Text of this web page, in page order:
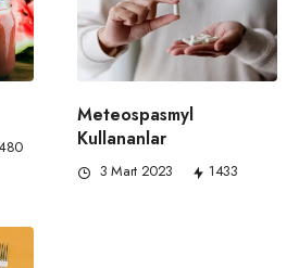
Meteospasmyl
Kullananlar
3 Mart 2023 1433